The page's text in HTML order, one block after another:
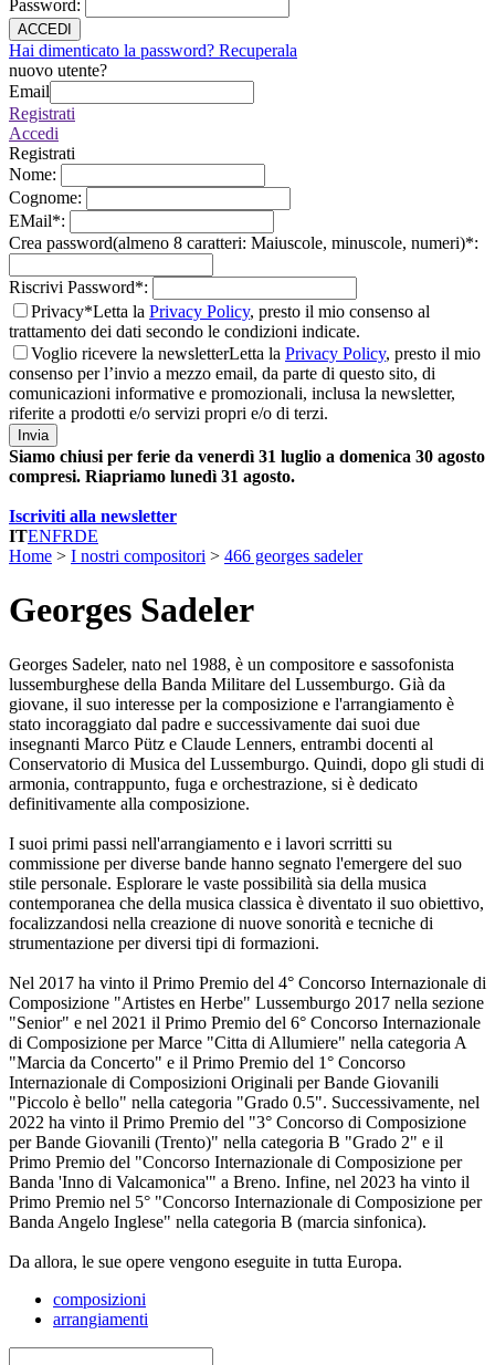
Password:
ACCEDI
Hai dimenticato la password? Recuperala
nuovo utente?
Email
Registrati
Accedi
Registrati
Nome:
Cognome:
EMail*:
Crea password(almeno 8 caratteri: Maiuscole, minuscole, numeri)*:
Riscrivi Password*:
Privacy*Letta la Privacy Policy, presto il mio consenso al
trattamento dei dati secondo le condizioni indicate.
Voglio ricevere la newsletterLetta la Privacy Policy, presto il mio
consenso per l’invio a mezzo email, da parte di questo sito, di
comunicazioni informative e promozionali, inclusa la newsletter,
riferite a prodotti e/o servizi propri e/o di terzi.
Invia
Siamo chiusi per ferie da venerdì 31 luglio a domenica 30 agosto
compresi. Riapriamo lunedì 31 agosto.
Iscriviti alla newsletter
ITENFRDE
Home > I nostri compositori > 466 georges sadeler
Georges Sadeler
Georges Sadeler, nato nel 1988, è un compositore e sassofonista
lussemburghese della Banda Militare del Lussemburgo. Già da
giovane, il suo interesse per la composizione e l'arrangiamento è
stato incoraggiato dal padre e successivamente dai suoi due
insegnanti Marco Pütz e Claude Lenners, entrambi docenti al
Conservatorio di Musica del Lussemburgo. Quindi, dopo gli studi di
armonia, contrappunto, fuga e orchestrazione, si è dedicato
definitivamente alla composizione.
I suoi primi passi nell'arrangiamento e i lavori scrritti su
commissione per diverse bande hanno segnato l'emergere del suo
stile personale. Esplorare le vaste possibilità sia della musica
contemporanea che della musica classica è diventato il suo obiettivo,
focalizzandosi nella creazione di nuove sonorità e tecniche di
strumentazione per diversi tipi di formazioni.
Nel 2017 ha vinto il Primo Premio del 4° Concorso Internazionale di
Composizione "Artistes en Herbe" Lussemburgo 2017 nella sezione
"Senior" e nel 2021 il Primo Premio del 6° Concorso Internazionale
di Composizione per Marce "Citta di Allumiere" nella categoria A
"Marcia da Concerto" e il Primo Premio del 1° Concorso
Internazionale di Composizioni Originali per Bande Giovanili
"Piccolo è bello" nella categoria "Grado 0.5". Successivamente, nel
2022 ha vinto il Primo Premio del "3° Concorso di Composizione
per Bande Giovanili (Trento)" nella categoria B "Grado 2" e il
Primo Premio del "Concorso Internazionale di Composizione per
Banda 'Inno di Valcamonica'" a Breno. Infine, nel 2023 ha vinto il
Primo Premio nel 5° "Concorso Internazionale di Composizione per
Banda Angelo Inglese" nella categoria B (marcia sinfonica).
Da allora, le sue opere vengono eseguite in tutta Europa.
composizioni
arrangiamenti